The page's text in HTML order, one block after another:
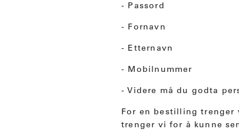
- Passord
- Fornavn
- Etternavn
- Mobilnummer
- Videre må du godta
For en bestilling trenger
trenger vi for å kunne